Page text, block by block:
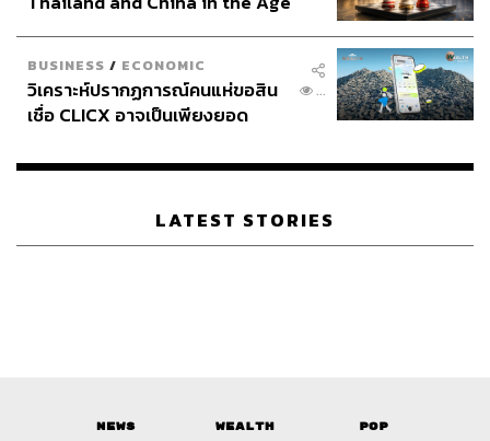
BUSINESS / ECONOMIC
วิเคราะห์ปรากฏการณ์คนแห่ขอสิน
เชื่อ CLICX อาจเป็นเพียงยอด
เรือนไทยที่ถูกซุกไว้
...
LATEST STORIES
News Wealth Pop